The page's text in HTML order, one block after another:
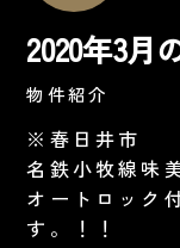
2020年3月
物件紹介
※春日井市
名鉄小牧線味
オートロック
す。！！